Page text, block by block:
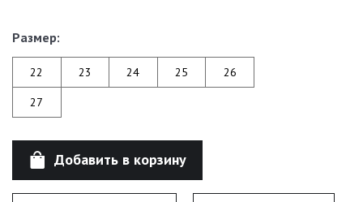
Размер:
22 23 24 25 26
27
Добавить в корзину